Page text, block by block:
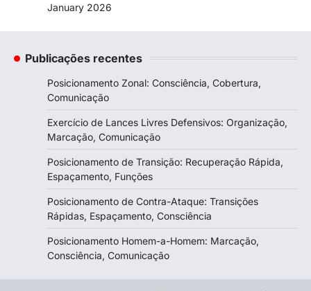
January 2026
Publicações recentes
Posicionamento Zonal: Consciência, Cobertura,
Comunicação
Exercício de Lances Livres Defensivos: Organização,
Marcação, Comunicação
Posicionamento de Transição: Recuperação Rápida,
Espaçamento, Funções
Posicionamento de Contra-Ataque: Transições
Rápidas, Espaçamento, Consciência
Posicionamento Homem-a-Homem: Marcação,
Consciência, Comunicação